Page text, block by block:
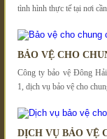
tình hình thực tế tại nơi cần
BẢO VỆ CHO
Công ty bảo vệ Đông
1, dịch vụ bảo vệ cho
DỊCH VỤ BẢO VỆ